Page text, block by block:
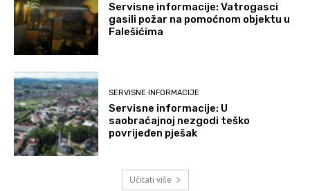
Servisne informacije: Vatrogasci
gasili požar na pomoćnom objektu u
Falešićima
SERVISNE INFORMACIJE
Servisne informacije: U
saobraćajnoj nezgodi teško
povrijeđen pješak
Učitati više